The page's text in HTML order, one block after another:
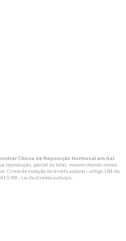
Clínica de Reposição Hormonal em Gel
reprodução, parcial ou total, mesmo citando nossos
Crime de violação de direito autoral – artigo 184 do
98 - Lei de direitos autorais